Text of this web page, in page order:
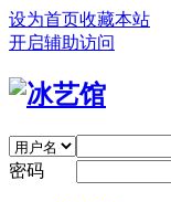
设为首页收藏本站
开启辅助访问
密码